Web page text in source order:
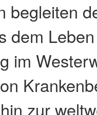
begleiten
dem
im
zur